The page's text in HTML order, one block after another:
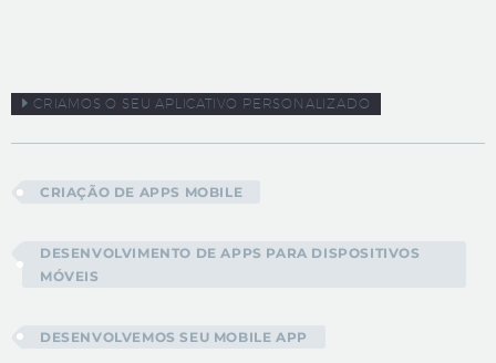
CRIAMOS O SEU APLICATIVO PERSONALIZADO
CRIAÇÃO DE APPS MOBILE
DESENVOLVIMENTO DE APPS PARA DISPOSITIVOS
MÓVEIS
DESENVOLVEMOS SEU MOBILE APP